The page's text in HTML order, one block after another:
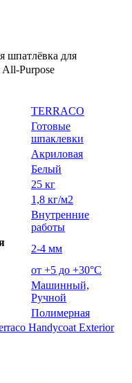
шпатлёвка для
All-Purpose
TERRACO
Готовые
шпаклевки
Акриловая
Белый
25 кг
1,8 кг/м2
Внутренние
работы
2-4 мм
от +5 до +30°C
Машинный,
Ручной
Полимерная